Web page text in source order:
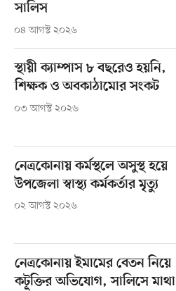
সালিস
০৪ আগস্ট ২০২৬
স্থায়ী ক্যাম্পাস ৮ বছরেও হয়নি,
শিক্ষক ও অবকাঠামোর সংকট
০৩ আগস্ট ২০২৬
নেত্রকোনায় কর্মস্থলে অসুস্থ হয়ে
উপজেলা স্বাস্থ্য কর্মকর্তার মৃত্যু
০২ আগস্ট ২০২৬
নেত্রকোনায় ইমামের বেতন নিয়ে
কটূক্তির অভিযোগ, সালিসে মাথা